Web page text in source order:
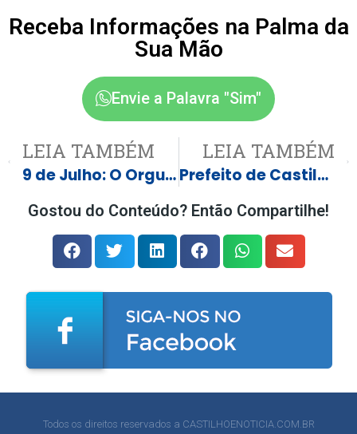
Receba Informações na Palma da
Sua Mão
Envie a Palavra "Sim"
LEIA TAMBÉM
9 de Julho: O Orgulho Paulista Nascido de uma Derrota Militar
LEIA TAMBÉM
Prefeito de Castilho, Paulo Boaventura, transmite cargo ao vice e anuncia mudanças no secretariado
Gostou do Conteúdo? Então Compartilhe!
Todos os direitos reservados a CASTILHOENOTICIA.COM.BR